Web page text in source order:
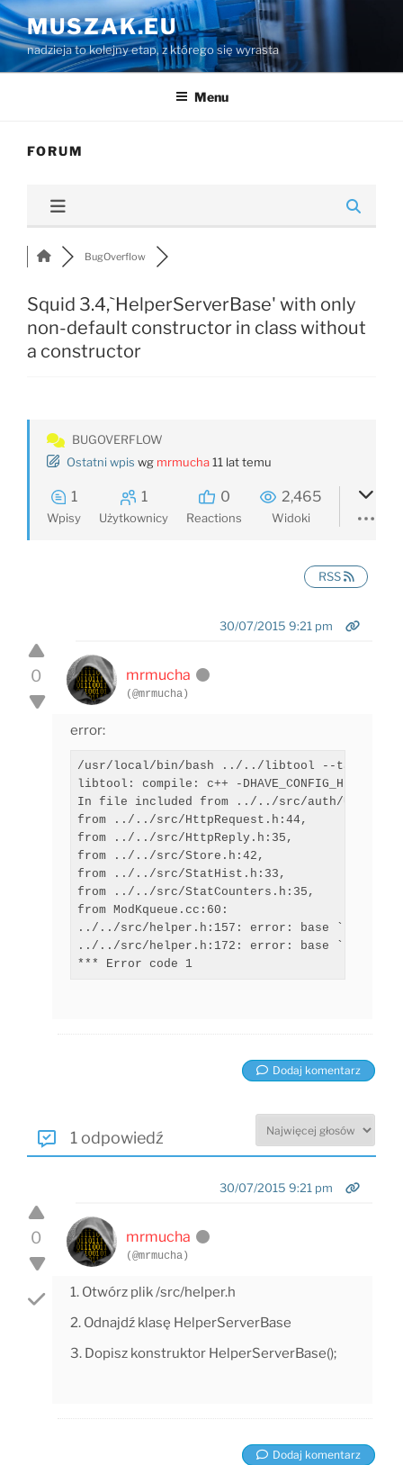
Przejdź
do
treści
MUSZAK.EU
nadzieja to kolejny etap, z którego się wyrasta
Menu
FORUM
BugOverflow
Squid 3.4,`HelperServerBase' with only
non-default constructor in class without
a constructor
BUGOVERFLOW
Ostatni wpis wg mrmucha11 lat temu
1
Wpisy
1
Użytkownicy
0
Reactions
2,465
Widoki
RSS
0
30/07/2015 9:21 pm
mrmucha
(@mrmucha)
error:
/usr/local/bin/bash ../../libtool --tag=CXX --
libtool: compile: c++ -DHAVE_CONFIG_H
In file included from ../../src/auth/
from ../../src/HttpRequest.h:44,
from ../../src/HttpReply.h:35,
from ../../src/Store.h:42,
from ../../src/StatHist.h:33,
from ../../src/StatCounters.h:35,
from ModKqueue.cc:60:
../../src/helper.h:157: error: base
../../src/helper.h:172: error: base
*** Error code 1
Dodaj komentarz
1 odpowiedź
0
30/07/2015 9:21 pm
mrmucha
(@mrmucha)
1. Otwórz plik /src/helper.h
2. Odnajdź klasę HelperServerBase
3. Dopisz konstruktor HelperServerBase();
Dodaj komentarz